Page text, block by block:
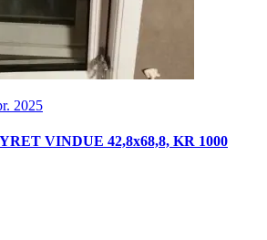
2025
VINDUE 42,8x68,8, KR 1000